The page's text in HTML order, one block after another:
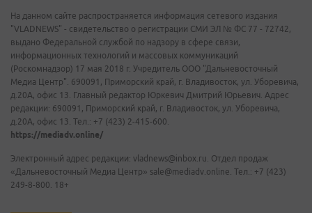
На данном сайте распространяется информация сетевого издания
"VLADNEWS" - свидетельство о регистрации СМИ ЭЛ № ФС 77 - 72742,
выдано Федеральной службой по надзору в сфере связи,
информационных технологий и массовых коммуникаций
(Роскомнадзор) 17 мая 2018 г. Учредитель ООО "Дальневосточный
Медиа Центр". 690091, Приморский край, г. Владивосток, ул. Уборевича,
д.20А, офис 13. Главный редактор Юркевич Дмитрий Юрьевич. Адрес
редакции: 690091, Приморский край, г. Владивосток, ул. Уборевича,
д.20А, офис 13. Тел.: +7 (423) 2-415-600.
https://mediadv.online/
Электронный адрес редакции: vladnews@inbox.ru. Отдел продаж
«Дальневосточный Медиа Центр» sale@mediadv.online. Тел.: +7 (423)
249-8-800. 18+